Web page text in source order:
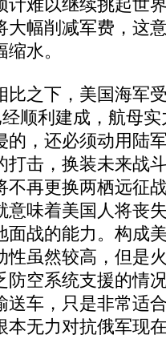
计难以继续挑起世
大幅削减军费，这
水。
之下，美国海军
经顺利建成，航母
的，还必须动用陆
打击，换装未来战
不再更换两栖远征
意味着美国人将丧
面战的能力。构成
性虽然较高，但是
防空系统支援的情
送车，只是非常适
本无力对抗俄军现